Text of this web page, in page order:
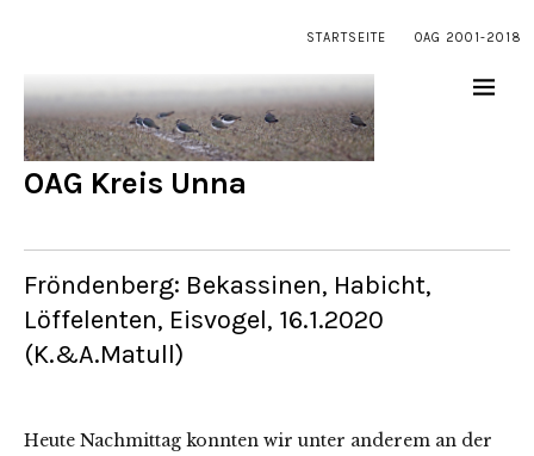
STARTSEITE OAG 2001-2018
OAG Kreis Unna
Fröndenberg: Bekassinen, Habicht,
Löffelenten, Eisvogel, 16.1.2020
(K.&A.Matull)
Heute Nachmittag konnten wir unter anderem an der